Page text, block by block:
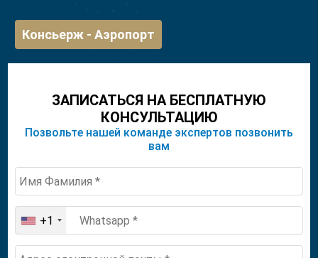
Консьерж - Аэропорт
ЗАПИСАТЬСЯ НА БЕСПЛАТНУЮ
КОНСУЛЬТАЦИЮ
Позвольте нашей команде экспертов позвонить
вам
United
States
+1
+1